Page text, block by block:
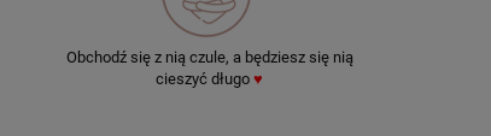
Obchodź się z nią czule, a będziesz się nią
cieszyć długo♥